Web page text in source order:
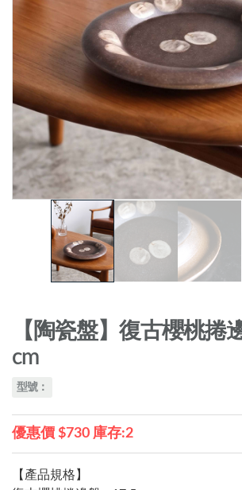
【陶瓷盤】復古櫻桃捲
cm
型號：
優惠價 $730 庫存:2
【產品規格】